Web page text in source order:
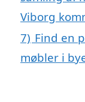
Viborg
7) Find en
møbler i